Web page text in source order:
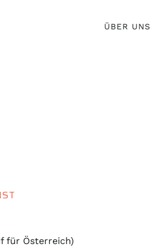
ÜBER UNS
für Österreich)